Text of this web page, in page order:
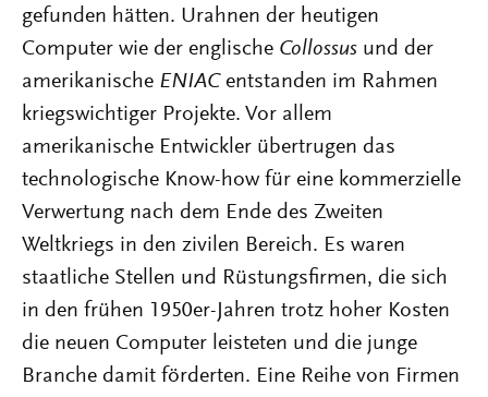
gefunden hätten. Urahnen der heutigen
Computer wie der englische Collossus und der
amerikanische ENIACentstanden im Rahmen
kriegswichtiger Projekte. Vor allem
amerikanische Entwickler übertrugen das
technologische Know-how für eine kommerzielle
Verwertung nach dem Ende des Zweiten
Weltkriegs in den zivilen Bereich. Es waren
staatliche Stellen und Rüstungsfirmen, die sich
in den frühen 1950er-Jahren trotz hoher Kosten
die neuen Computer leisteten und die junge
Branche damit förderten. Eine Reihe von Firmen